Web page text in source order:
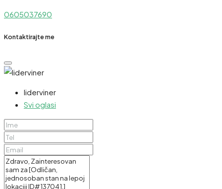
0605037690
Kontaktirajte me
liderviner
Svi oglasi